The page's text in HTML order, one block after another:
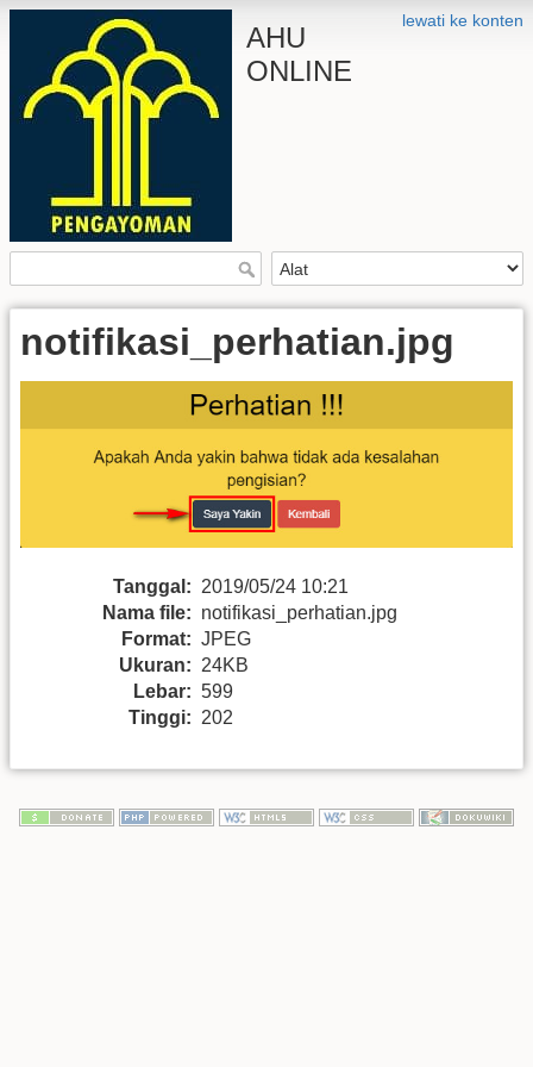
lewati ke konten
AHU
ONLINE
notifikasi_perhatian.jpg
Tanggal: 2019/05/24 10:21
Nama file: notifikasi_perhatian.jpg
Format: JPEG
Ukuran: 24KB
Lebar: 599
Tinggi: 202